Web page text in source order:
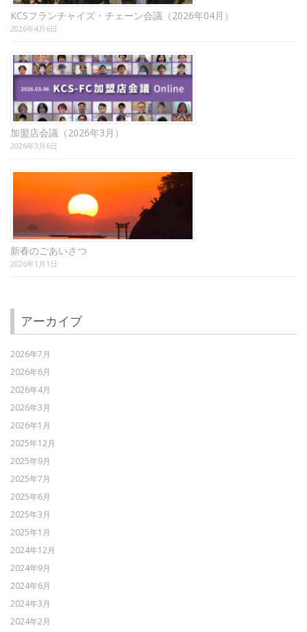
KCSフランチャイズ・チェーン会議（2026年04月）
2026年4月6日
加盟店会議（2026年3月）
2026年3月6日
新春のごあいさつ
2026年1月1日
アーカイブ
2026年7月
2026年6月
2026年4月
2026年3月
2026年1月
2025年12月
2025年9月
2025年7月
2025年6月
2025年3月
2025年1月
2024年12月
2024年9月
2024年6月
2024年3月
2024年2月